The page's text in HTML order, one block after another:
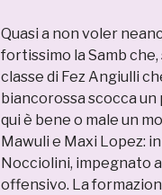
Quasi a non voler
fortissimo la Samb che,
classe di Fez Angiulli
biancorossa scocca
qui è bene o male un
Mawuli e Maxi Lopez:
Nocciolini, impegnato
offensivo. La